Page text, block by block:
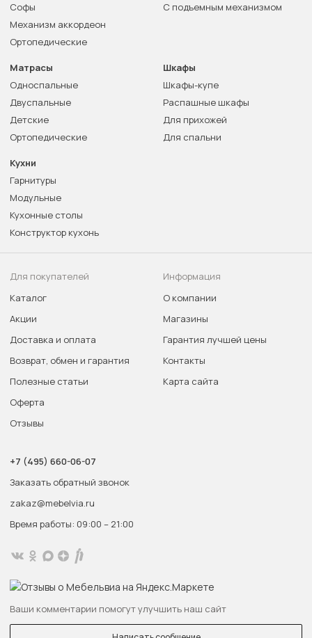
Софы
Механизм аккордеон
Ортопедические
С подъемным механизмом
Матрасы
Односпальные
Двуспальные
Детские
Ортопедические
Шкафы
Шкафы-купе
Распашные шкафы
Для прихожей
Для спальни
Кухни
Гарнитуры
Модульные
Кухонные столы
Конструктор кухонь
Для покупателей
Каталог
Акции
Доставка и оплата
Возврат, обмен и гарантия
Полезные статьи
Оферта
Отзывы
Информация
О компании
Магазины
Гарантия лучшей цены
Контакты
Карта сайта
+7 (495) 660-06-07
Заказать обратный звонок
zakaz@mebelvia.ru
Время работы: 09:00 – 21:00
Ваши комментарии помогут улучшить наш сайт